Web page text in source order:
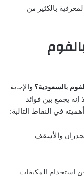
بالكثير من
بالسعودية؟ والإجابة
إنه يجمع بين فوائد
في النقاط التالية:
والأسقف
استخدام المكيفات